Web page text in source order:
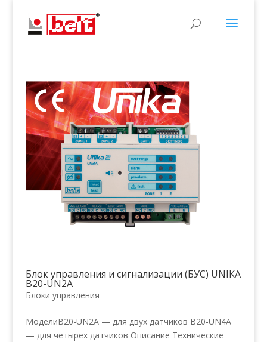
Блок управления и сигнализации (БУС) UNIKA
B20-UN2A
Блоки управления
МоделиB20-UN2A — для двух датчиков B20-UN4A
— для четырех датчиков Описание Технические